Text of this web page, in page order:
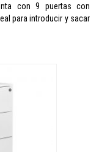
con 9 puertas con
para introducir y sacar